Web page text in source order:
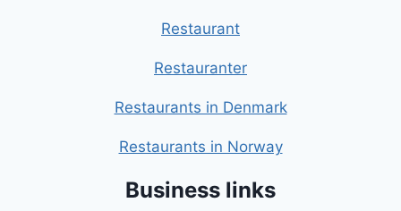
Restaurant
Restauranter
Restaurants in Denmark
Restaurants in Norway
Business links